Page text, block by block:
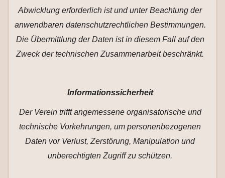
Abwicklung erforderlich ist und unter Beachtung der
anwendbaren datenschutzrechtlichen Bestimmungen.
Die Übermittlung der Daten ist in diesem Fall auf den
Zweck der technischen Zusammenarbeit beschränkt.
Informationssicherheit
Der Verein trifft angemessene organisatorische und
technische Vorkehrungen, um personenbezogenen
Daten vor Verlust, Zerstörung, Manipulation und
unberechtigten Zugriff zu schützen.